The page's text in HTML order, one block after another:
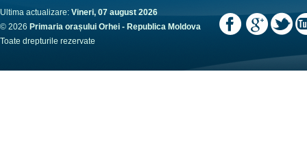
Ultima actualizare: Vineri, 07 august 2026
© 2026 Primaria orașului Orhei - Republica Moldova
Toate drepturile rezervate